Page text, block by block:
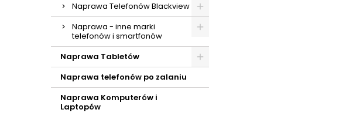
Naprawa Telefonów Blackview
Naprawa - inne marki
telefonów i smartfonów
Naprawa Tabletów
Naprawa telefonów po zalaniu
Naprawa Komputerów i
Laptopów